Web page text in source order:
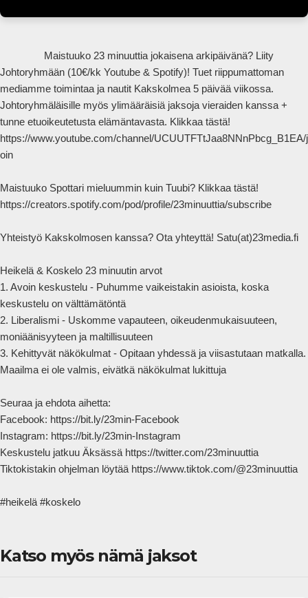
Johtoryhmään (10€/kk Youtube & Spotify)! Tuet riippumattoman
mediamme toimintaa ja nautit Kakskolmea 5 päivää viikossa.
Johtoryhmäläisille myös ylimääräisiä jaksoja vieraiden kanssa +
tunne etuoikeutetusta elämäntavasta. Klikkaa tästä!
https://www.youtube.com/channel/UCUUTFTtJaa8NNnPbcg_B1EA/j
oin
Maistuuko Spottari mieluummin kuin Tuubi? Klikkaa tästä!
https://creators.spotify.com/pod/profile/23minuuttia/subscribe
Yhteistyö Kakskolmosen kanssa? Ota yhteyttä! Satu(at)23media.fi
Heikelä & Koskelo 23 minuutin arvot
1. Avoin keskustelu - Puhumme vaikeistakin asioista, koska
keskustelu on välttämätöntä
2. Liberalismi - Uskomme vapauteen, oikeudenmukaisuuteen,
moniäänisyyteen ja maltillisuuteen
3. Kehittyvät näkökulmat - Opitaan yhdessä ja viisastutaan matkalla.
Maailma ei ole valmis, eivätkä näkökulmat lukittuja
Seuraa ja ehdota aihetta:
Facebook: https://bit.ly/23min-Facebook
Instagram: https://bit.ly/23min-Instagram
Keskustelu jatkuu Äksässä https://twitter.com/23minuuttia
Tiktokistakin ohjelman löytää https://www.tiktok.com/@23minuuttia
#heikelä #koskelo
Katso myös nämä jaksot